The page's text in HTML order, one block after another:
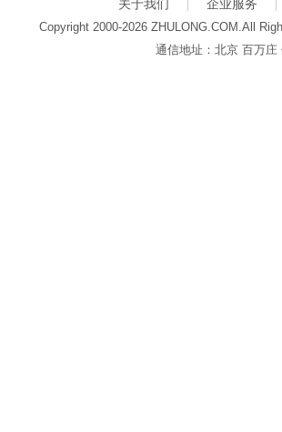
关于我们 企业服务
Copyright 2000-2026 ZHULONG.COM.All
通信地址：北京 百万